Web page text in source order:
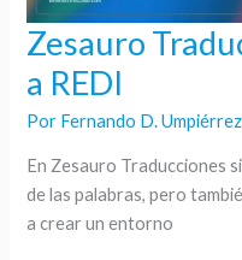
Zesauro
a REDI
Por Fernando D. Umpiérrez
En Zesauro Traducciones
de las palabras, pero
a crear un entorno
Zesauro
se
adhiere